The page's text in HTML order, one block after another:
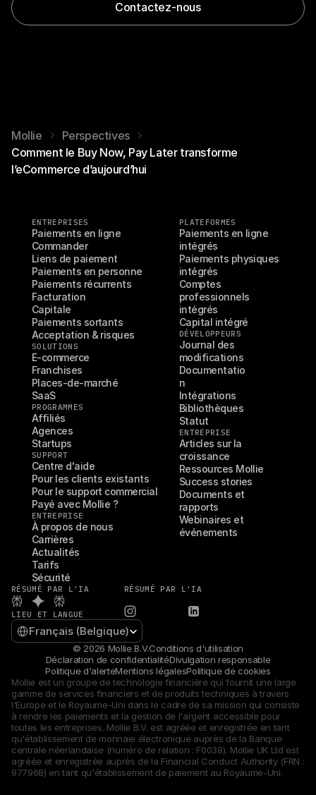
Contactez-nous
Mollie
Perspectives
Comment le Buy Now, Pay Later transforme
l’eCommerce d’aujourd’hui
ENTREPRISES
Paiements en ligne
Commander
Liens de paiement
Paiements en personne
Paiements récurrents
Facturation
Capitale
Paiements sortants
Acceptation & risques
SOLUTIONS
E-commerce
Franchises
Places-de-marché
SaaS
PROGRAMMES
Affiliés
Agences
Startups
SUPPORT
Centre d'aide
Pour les clients existants
Pour le support commercial
Payé avec Mollie ?
ENTREPRISE
À propos de nous
Carrières
Actualités
Tarifs
Sécurité
PLATEFORMES
Paiements en ligne
intégrés
Paiements physiques
intégrés
Comptes
professionnels
intégrés
Capital intégré
DÉVELOPPEURS
Journal des
modifications
Documentatio
n
Intégrations
Bibliothèques
Statut
ENTREPRISE
Articles sur la
croissance
Ressources Mollie
Success stories
Documents et
rapports
Webinaires et
événements
RÉSUMÉ PAR L'IA RÉSUMÉ PAR L'IA
LIEU ET LANGUE
Select Language
Français (Belgique)
© 2026 Mollie B.V.Conditions d'utilisation
Déclaration de confidentialitéDivulgation responsable
Politique d'alerteMentions légalesPolitique de cookies
Mollie est un groupe de technologie financière qui fournit une large
gamme de services financiers et de produits techniques à travers
l'Europe et le Royaume-Uni dans le cadre de sa mission qui consiste
à rendre les paiements et la gestion de l'argent accessible pour
toutes les entreprises. Mollie B.V. est agréée et enregistrée en tant
qu'établissement de monnaie électronique auprès de la Banque
centrale néerlandaise (numéro de relation : F0038). Mollie UK Ltd est
agréée et enregistrée auprès de la Financial Conduct Authority (FRN :
977968) en tant qu'établissement de paiement au Royaume-Uni.